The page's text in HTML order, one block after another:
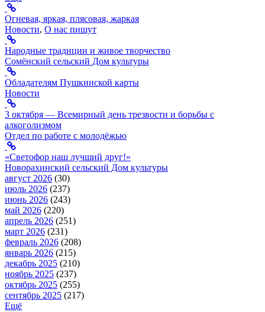
Огневая, яркая, плясовая, жаркая
Новости, О нас пишут
Народные традиции и живое творчество
Сомёнский сельский Дом культуры
Обладателям Пушкинской карты
Новости
3 октября — Всемирный день трезвости и борьбы с
алкоголизмом
Отдел по работе с молодёжью
«Светофор наш лучший друг!»
Новорахинский сельский Дом культуры
август 2026 (30)
июль 2026 (237)
июнь 2026 (243)
май 2026 (220)
апрель 2026 (251)
март 2026 (231)
февраль 2026 (208)
январь 2026 (215)
декабрь 2025 (210)
ноябрь 2025 (237)
октябрь 2025 (255)
сентябрь 2025 (217)
Ещё